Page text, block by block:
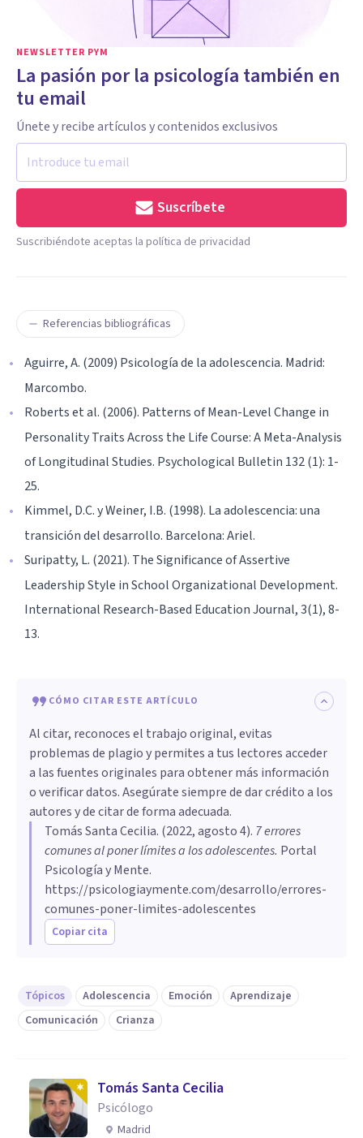
NEWSLETTER PYM
La pasión por la psicología también en
tu email
Únete y recibe artículos y contenidos exclusivos
Suscríbete
Suscribiéndote aceptas la política de privacidad
Referencias bibliográficas
Aguirre, A. (2009) Psicología de la adolescencia. Madrid:
Marcombo.
Roberts et al. (2006). Patterns of Mean-Level Change in
Personality Traits Across the Life Course: A Meta-Analysis
of Longitudinal Studies. Psychological Bulletin 132 (1): 1-
25.
Kimmel, D.C. y Weiner, I.B. (1998). La adolescencia: una
transición del desarrollo. Barcelona: Ariel.
Suripatty, L. (2021). The Significance of Assertive
Leadership Style in School Organizational Development.
International Research-Based Education Journal, 3(1), 8-
13.
CÓMO CITAR ESTE ARTÍCULO
Al citar, reconoces el trabajo original, evitas
problemas de plagio y permites a tus lectores acceder
a las fuentes originales para obtener más información
o verificar datos. Asegúrate siempre de dar crédito a los
autores y de citar de forma adecuada.
Tomás Santa Cecilia. (2022, agosto 4). 7 errores
comunes al poner límites a los adolescentes. Portal
Psicología y Mente.
https://psicologiaymente.com/desarrollo/errores-
comunes-poner-limites-adolescentes
Copiar cita
Tópicos Adolescencia Emoción
Aprendizaje
Comunicación
Crianza
Tomás Santa Cecilia
Psicólogo
Madrid